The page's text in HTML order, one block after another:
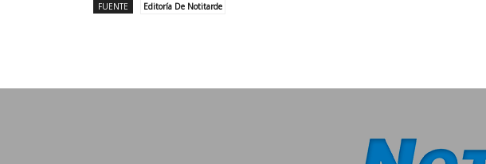
FUENTE
Editoría De Notitarde